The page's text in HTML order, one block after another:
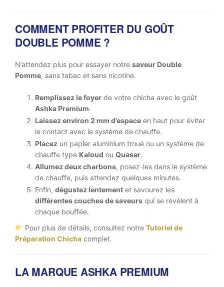
COMMENT PROFITER DU GOÛT
DOUBLE POMME ?
N’attendez plus pour essayer notre saveur Double
Pomme, sans tabac et sans nicotine.
Remplissez le foyer de votre chicha avec le goût
Ashka Premium.
Laissez environ 2 mm d’espace en haut pour éviter
le contact avec le système de chauffe.
Placez un papier aluminium troué ou un système de
chauffe type Kaloud ou Quasar.
Allumez deux charbons, posez-les dans le système
de chauffe, puis attendez quelques minutes.
Enfin, dégustez lentement et savourez les
différentes couches de saveurs qui se révèlent à
chaque bouffée.
Pour plus de détails, consultez notre Tutoriel de
Préparation Chicha complet.
LA MARQUE ASHKA PREMIUM